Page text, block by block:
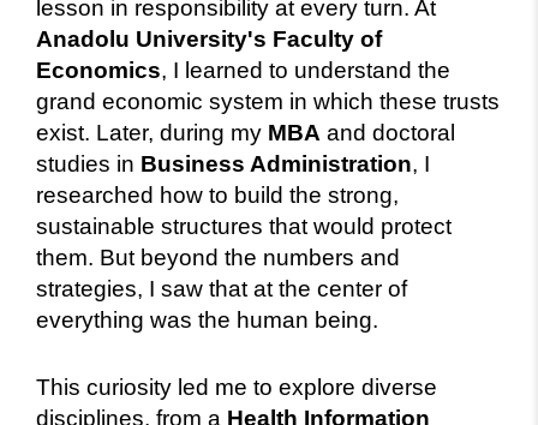
lesson in responsibility at every turn. At
Anadolu University's Faculty of
Economics, I learned to understand the
grand economic system in which these trusts
exist. Later, during my MBA and doctoral
studies in Business Administration, I
researched how to build the strong,
sustainable structures that would protect
them. But beyond the numbers and
strategies, I saw that at the center of
everything was the human being.
This curiosity led me to explore diverse
disciplines, from a Health Information